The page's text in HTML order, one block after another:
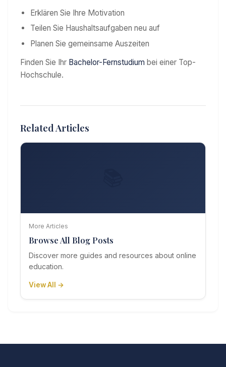
Erklären Sie Ihre Motivation
Teilen Sie Haushaltsaufgaben neu auf
Planen Sie gemeinsame Auszeiten
Finden Sie Ihr Bachelor-Fernstudium bei einer Top-
Hochschule.
Related Articles
More Articles
Browse All Blog Posts
Discover more guides and resources about online
education.
View All →